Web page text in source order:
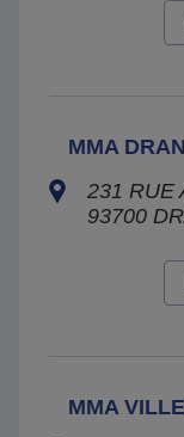
MMA
231 RUE
93700
MMA